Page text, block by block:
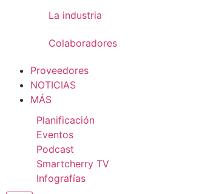
La industria
Colaboradores
Proveedores
NOTICIAS
MÁS
Planificación
Eventos
Podcast
Smartcherry TV
Infografías